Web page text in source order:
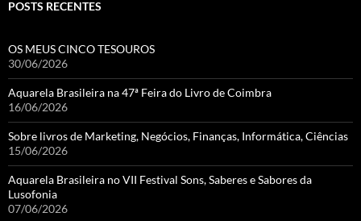
POSTS RECENTES
OS MEUS CINCO TESOUROS
30/06/2026
Aquarela Brasileira na 47ª Feira do Livro de Coimbra
16/06/2026
Sobre livros de Marketing, Negócios, Finanças, Informática, Ciências
15/06/2026
Aquarela Brasileira no VII Festival Sons, Saberes e Sabores da
Lusofonia
07/06/2026